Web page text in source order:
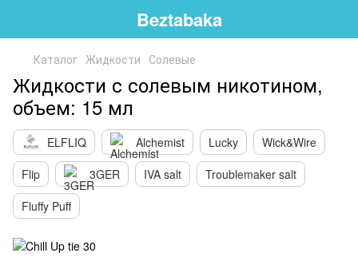
Beztabaka
Каталог Жидкости Солевые
Жидкости с солевым никотином,
объем: 15 мл
ELFLIQ Alchemist Lucky
Wick&Wire
Flip
3GER IVA salt
Troublemaker salt
Fluffy Puff